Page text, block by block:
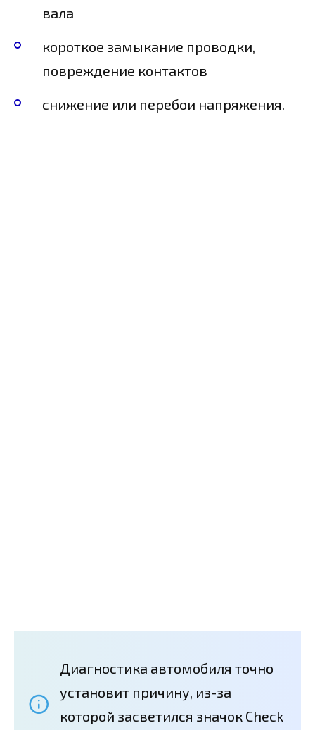
вала
короткое замыкание проводки,
повреждение контактов
снижение или перебои напряжения.
Диагностика автомобиля точно
установит причину, из-за
которой засветился значок Check